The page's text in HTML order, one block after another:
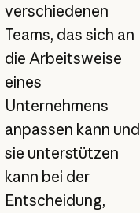
verschiedenen
Teams, das sich an
die Arbeitsweise
eines
Unternehmens
anpassen kann und
sie unterstützen
kann bei der
Entscheidung,